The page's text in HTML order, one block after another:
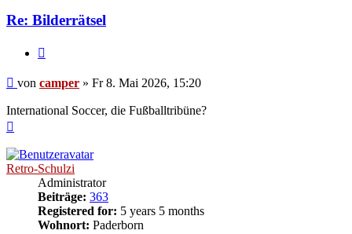
Re: Bilderrätsel
Beitrag
von camper » Fr 8. Mai 2026, 15:20
International Soccer, die Fußballtribüne?
Retro-Schulzi
Administrator
Beiträge: 363
Registered for: 5 years 5 months
Wohnort: Paderborn